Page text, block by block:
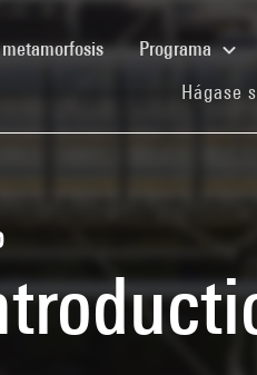
(current)Programa
Hágase